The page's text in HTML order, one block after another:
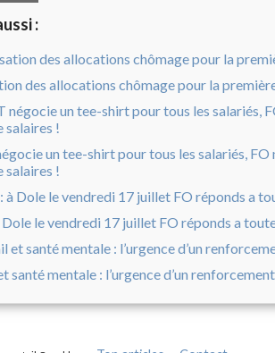
:
des allocations chômage pour la
un tee-shirt pour tous les salariés, FO
salaires !
Dole le vendredi 17 juillet FO réponds a
santé mentale : l’urgence d’un